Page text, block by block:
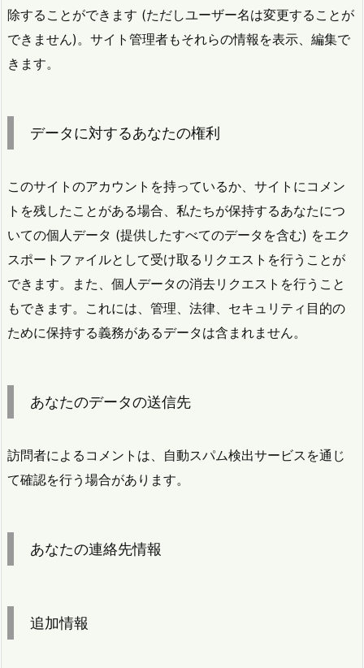
除することができます (ただしユーザー名は変更することが
できません)。サイト管理者もそれらの情報を表示、編集で
きます。
データに対するあなたの権利
このサイトのアカウントを持っているか、サイトにコメン
トを残したことがある場合、私たちが保持するあなたにつ
いての個人データ (提供したすべてのデータを含む) をエク
スポートファイルとして受け取るリクエストを行うことが
できます。また、個人データの消去リクエストを行うこと
もできます。これには、管理、法律、セキュリティ目的の
ために保持する義務があるデータは含まれません。
あなたのデータの送信先
訪問者によるコメントは、自動スパム検出サービスを通じ
て確認を行う場合があります。
あなたの連絡先情報
追加情報